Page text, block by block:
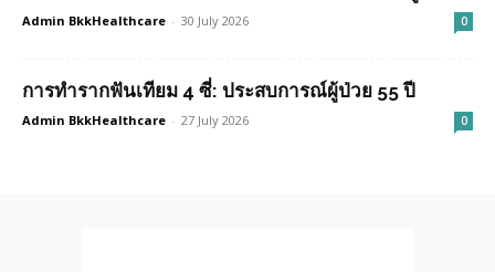
Admin BkkHealthcare - 30 July 2026 0
การทำรากฟันเทียม 4 ซี่: ประสบการณ์ผู้ป่วย 55 ปี
Admin BkkHealthcare - 27 July 2026 0